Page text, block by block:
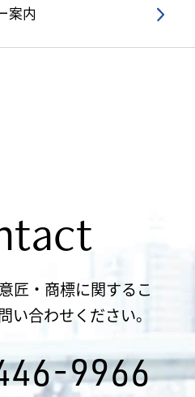
案内
匠・商標に関するこ
い合わせください。
9966